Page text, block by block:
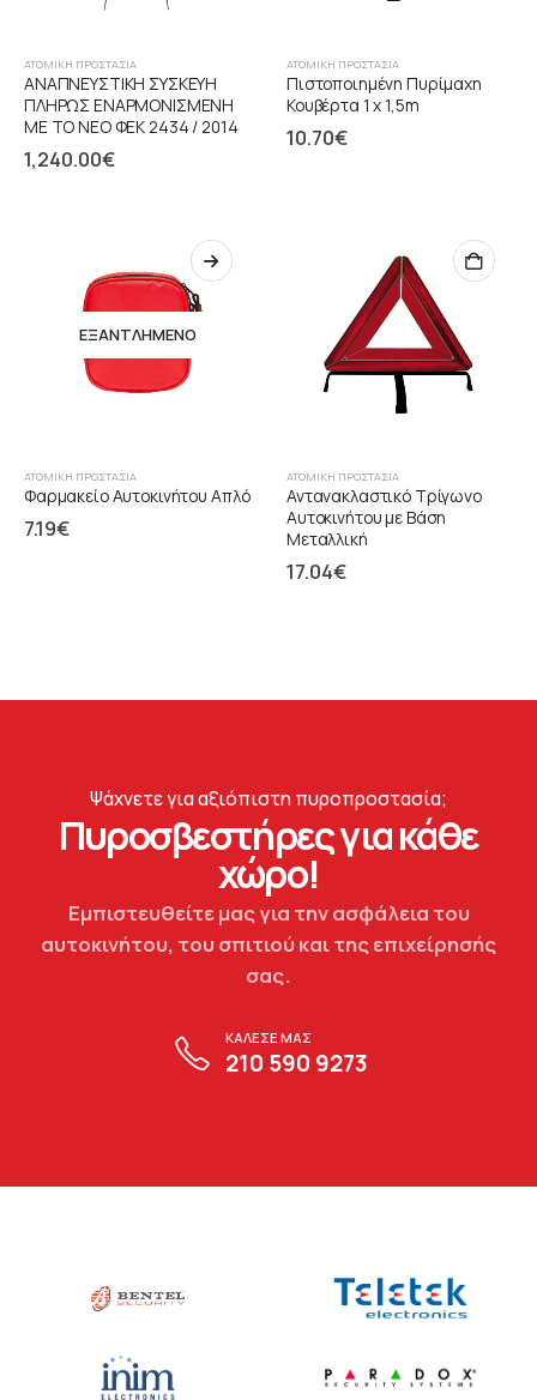
ΑΤΟΜΙΚΉ ΠΡΟΣΤΑΣΊΑ
ΑΝΑΠΝΕΥΣΤΙΚΗ ΣΥΣΚΕΥΗ
ΠΛΗΡΩΣ ΕΝΑΡΜΟΝΙΣΜΕΝΗ
ΜΕ ΤΟ ΝΕΟ ΦΕΚ 2434 / 2014
1,240.00€
ΑΤΟΜΙΚΉ ΠΡΟΣΤΑΣΊΑ
Πιστοποιημένη Πυρίμαχη
Κουβέρτα 1 x 1,5m
10.70€
ΕΞΑΝΤΛΗΜΈΝΟ
ΑΤΟΜΙΚΉ ΠΡΟΣΤΑΣΊΑ
Φαρμακείο Αυτοκινήτου Απλό
7.19€
ΑΤΟΜΙΚΉ ΠΡΟΣΤΑΣΊΑ
Αντανακλαστικό Τρίγωνο
Αυτοκινήτου με Βάση
Μεταλλική
17.04€
Ψάχνετε για αξιόπιστη πυροπροστασία;
Πυροσβεστήρες για κάθε
χώρο!
Εμπιστευθείτε μας για την ασφάλεια του
αυτοκινήτου, του σπιτιού και της επιχείρησής
σας.
ΚΑΛΕΣΕ ΜΑΣ
210 590 9273